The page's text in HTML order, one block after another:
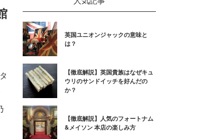
英国ユニオンジャックの意味と
は？
【徹底解説】英国貴族はなぜキュ
ウリのサンドイッチを好んだの
か？
【徹底解説】人気のフォートナム
&メイソン 本店の楽しみ方